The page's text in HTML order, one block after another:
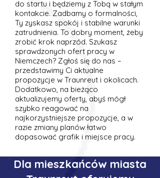
do startu i będziemy z Tobą w stałym
kontakcie. Zadbamy o formalności,
Ty zyskasz spokój i stabilne warunki
zatrudnienia. To dobry moment, żeby
zrobić krok naprzód. Szukasz
sprawdzonych ofert pracy w
Niemczech? Zgłoś się do nas –
przedstawimy Ci aktualne
propozycje w Traunreut i okolicach.
Dodatkowo, na bieżąco
aktualizujemy oferty, abyś mógł
szybko reagować na
najkorzystniejsze propozycje, a w
razie zmiany planów łatwo
dopasować grafik i miejsce pracy.
Dla mieszkańców miasta